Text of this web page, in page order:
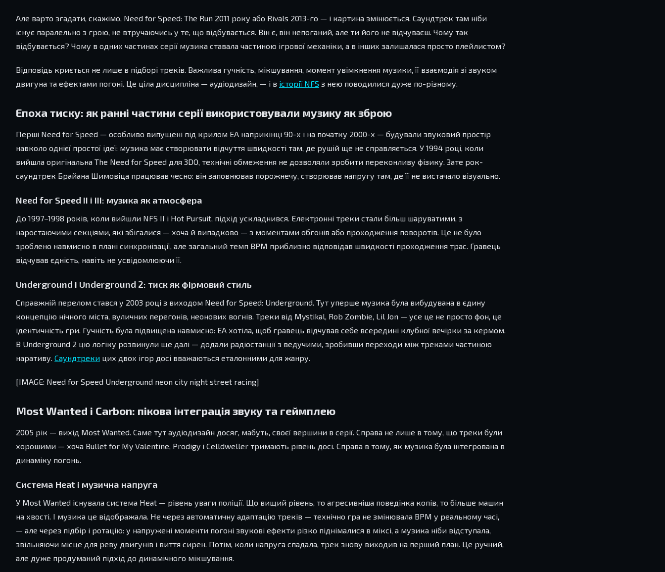
Але варто згадати, скажімо, Need for Speed: The Run 2011 року або Rivals 2013-го — і картина змінюється. Саундтрек там ніби
існує паралельно з грою, не втручаючись у те, що відбувається. Він є, він непоганий, але ти його не відчуваєш. Чому так
відбувається? Чому в одних частинах серії музика ставала частиною ігрової механіки, а в інших залишалася просто плейлистом?
Відповідь криється не лише в підборі треків. Важлива гучність, мікшування, момент увімкнення музики, її взаємодія зі звуком
двигуна та ефектами погоні. Це ціла дисципліна — аудіодизайн, — і в історії NFS з нею поводилися дуже по-різному.
Епоха тиску: як ранні частини серії використовували музику як зброю
Перші Need for Speed — особливо випущені під крилом EA наприкінці 90-х і на початку 2000-х — будували звуковий простір
навколо однієї простої ідеї: музика має створювати відчуття швидкості там, де рушій ще не справляється. У 1994 році, коли
вийшла оригінальна The Need for Speed для 3DO, технічні обмеження не дозволяли зробити переконливу фізику. Зате рок-
саундтрек Брайана Шимовіца працював чесно: він заповнював порожнечу, створював напругу там, де її не вистачало візуально.
Need for Speed II і III: музика як атмосфера
До 1997–1998 років, коли вийшли NFS II і Hot Pursuit, підхід ускладнився. Електронні треки стали більш шаруватими, з
наростаючими секціями, які збігалися — хоча й випадково — з моментами обгонів або проходження поворотів. Це не було
зроблено навмисно в плані синхронізації, але загальний темп BPM приблизно відповідав швидкості проходження трас. Гравець
відчував єдність, навіть не усвідомлюючи її.
Underground і Underground 2: тиск як фірмовий стиль
Справжній перелом стався у 2003 році з виходом Need for Speed: Underground. Тут уперше музика була вибудувана в єдину
концепцію нічного міста, вуличних перегонів, неонових вогнів. Треки від Mystikal, Rob Zombie, Lil Jon — усе це не просто фон, це
ідентичність гри. Гучність була підвищена навмисно: EA хотіла, щоб гравець відчував себе всередині клубної вечірки за кермом.
В Underground 2 цю логіку розвинули ще далі — додали радіостанції з ведучими, зробивши переходи між треками частиною
наративу. Саундтреки цих двох ігор досі вважаються еталонними для жанру.
[IMAGE: Need for Speed Underground neon city night street racing]
Most Wanted і Carbon: пікова інтеграція звуку та геймплею
2005 рік — вихід Most Wanted. Саме тут аудіодизайн досяг, мабуть, своєї вершини в серії. Справа не лише в тому, що треки були
хорошими — хоча Bullet for My Valentine, Prodigy і Celldweller тримають рівень досі. Справа в тому, як музика була інтегрована в
динаміку погонь.
Система Heat і музична напруга
У Most Wanted існувала система Heat — рівень уваги поліції. Що вищий рівень, то агресивніша поведінка копів, то більше машин
на хвості. І музика це відображала. Не через автоматичну адаптацію треків — технічно гра не змінювала BPM у реальному часі,
— але через підбір і ротацію: у напружені моменти погоні звукові ефекти різко піднімалися в міксі, а музика ніби відступала,
звільняючи місце для реву двигунів і виття сирен. Потім, коли напруга спадала, трек знову виходив на перший план. Це ручний,
але дуже продуманий підхід до динамічного мікшування.